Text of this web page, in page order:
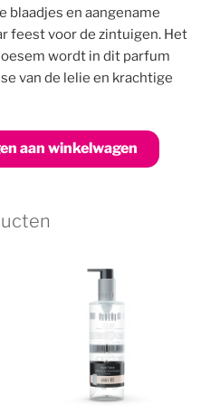
blaadjes en aangename
feest voor de zintuigen. Het
wordt in dit parfum
van de lelie en krachtige
aan winkelwagen